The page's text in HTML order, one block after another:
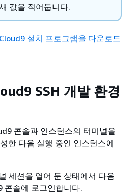
값을 적어둡니다.
설치 프로그램을 다운로드
SSH 개발 환경
콘솔과 인스턴스의 터미널을
한 다음 실행 중인 인스턴스에
세션을 열어 둔 상태에서 다음
콘솔에 로그인합니다.